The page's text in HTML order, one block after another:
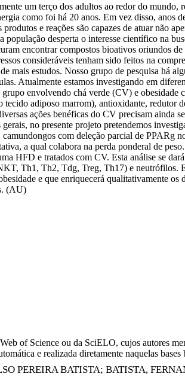
um terço dos adultos ao redor do
como foi há 20 anos. Em vez disso,
e reações são capazes de atuar não
desperta o interesse científico na
encontrar compostos bioativos oriundos
consideráveis tenham sido feitos na
mais estudos. Nosso grupo de pesquisa há
Atualmente estamos investigando em
grupo envolvendo chá verde (CV) e
adiposo marrom), antioxidante, redutor
ações benéficas do CV precisam
no presente projeto pretendemos
com deleção parcial de PPARg
a qual colabora na perda ponderal de
HFD e tratados com CV. Esta análise se
Th1, Th2, Tdg, Treg, Th17) e neutrófilos.
e que enriquecerá qualitativamente
(AU)
of Science ou da SciELO, cujos autores
e realizada diretamente naquelas
PEREIRA BATISTA; BATISTA,